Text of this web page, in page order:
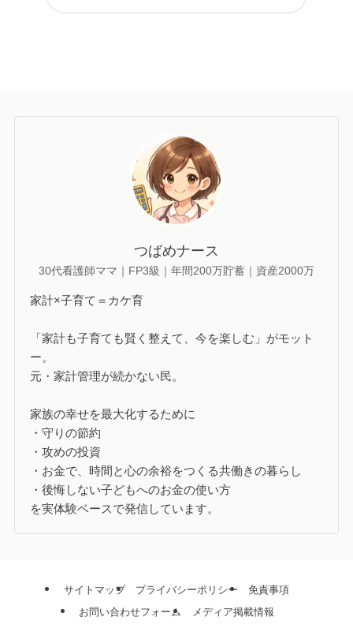
つばめナース
30代看護師ママ｜FP3級｜年間200万貯蓄｜資産2000万
家計×子育て＝カケ育
「家計も子育ても賢く整えて、今を楽しむ」がモット
ー。
元・家計管理が続かない民。
家族の幸せを最大化するために
・守りの節約
・攻めの投資
・お金で、時間と心の余裕をつくる共働きの暮らし
・後悔しない子どもへのお金の使い方
を実体験ベースで発信しています。
サイトマップ プライバシーポリシー
免責事項
お問い合わせフォーム
メディア掲載情報